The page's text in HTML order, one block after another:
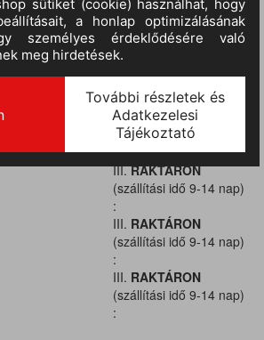
III. RAKTÁRON
(szállítási idő 9-14 nap)
:
III.
(szállítási idő 9-14 nap)
:
III.RAKTÁRON
(szállítási idő 9-14 nap)
:
III.RAKTÁRON
(szállítási idő 9-14 nap)
:
III. RAKTÁRON
(szállítási idő 9-14 nap)
:
III. RAKTÁRON
(szállítási idő 9-14 nap)
: